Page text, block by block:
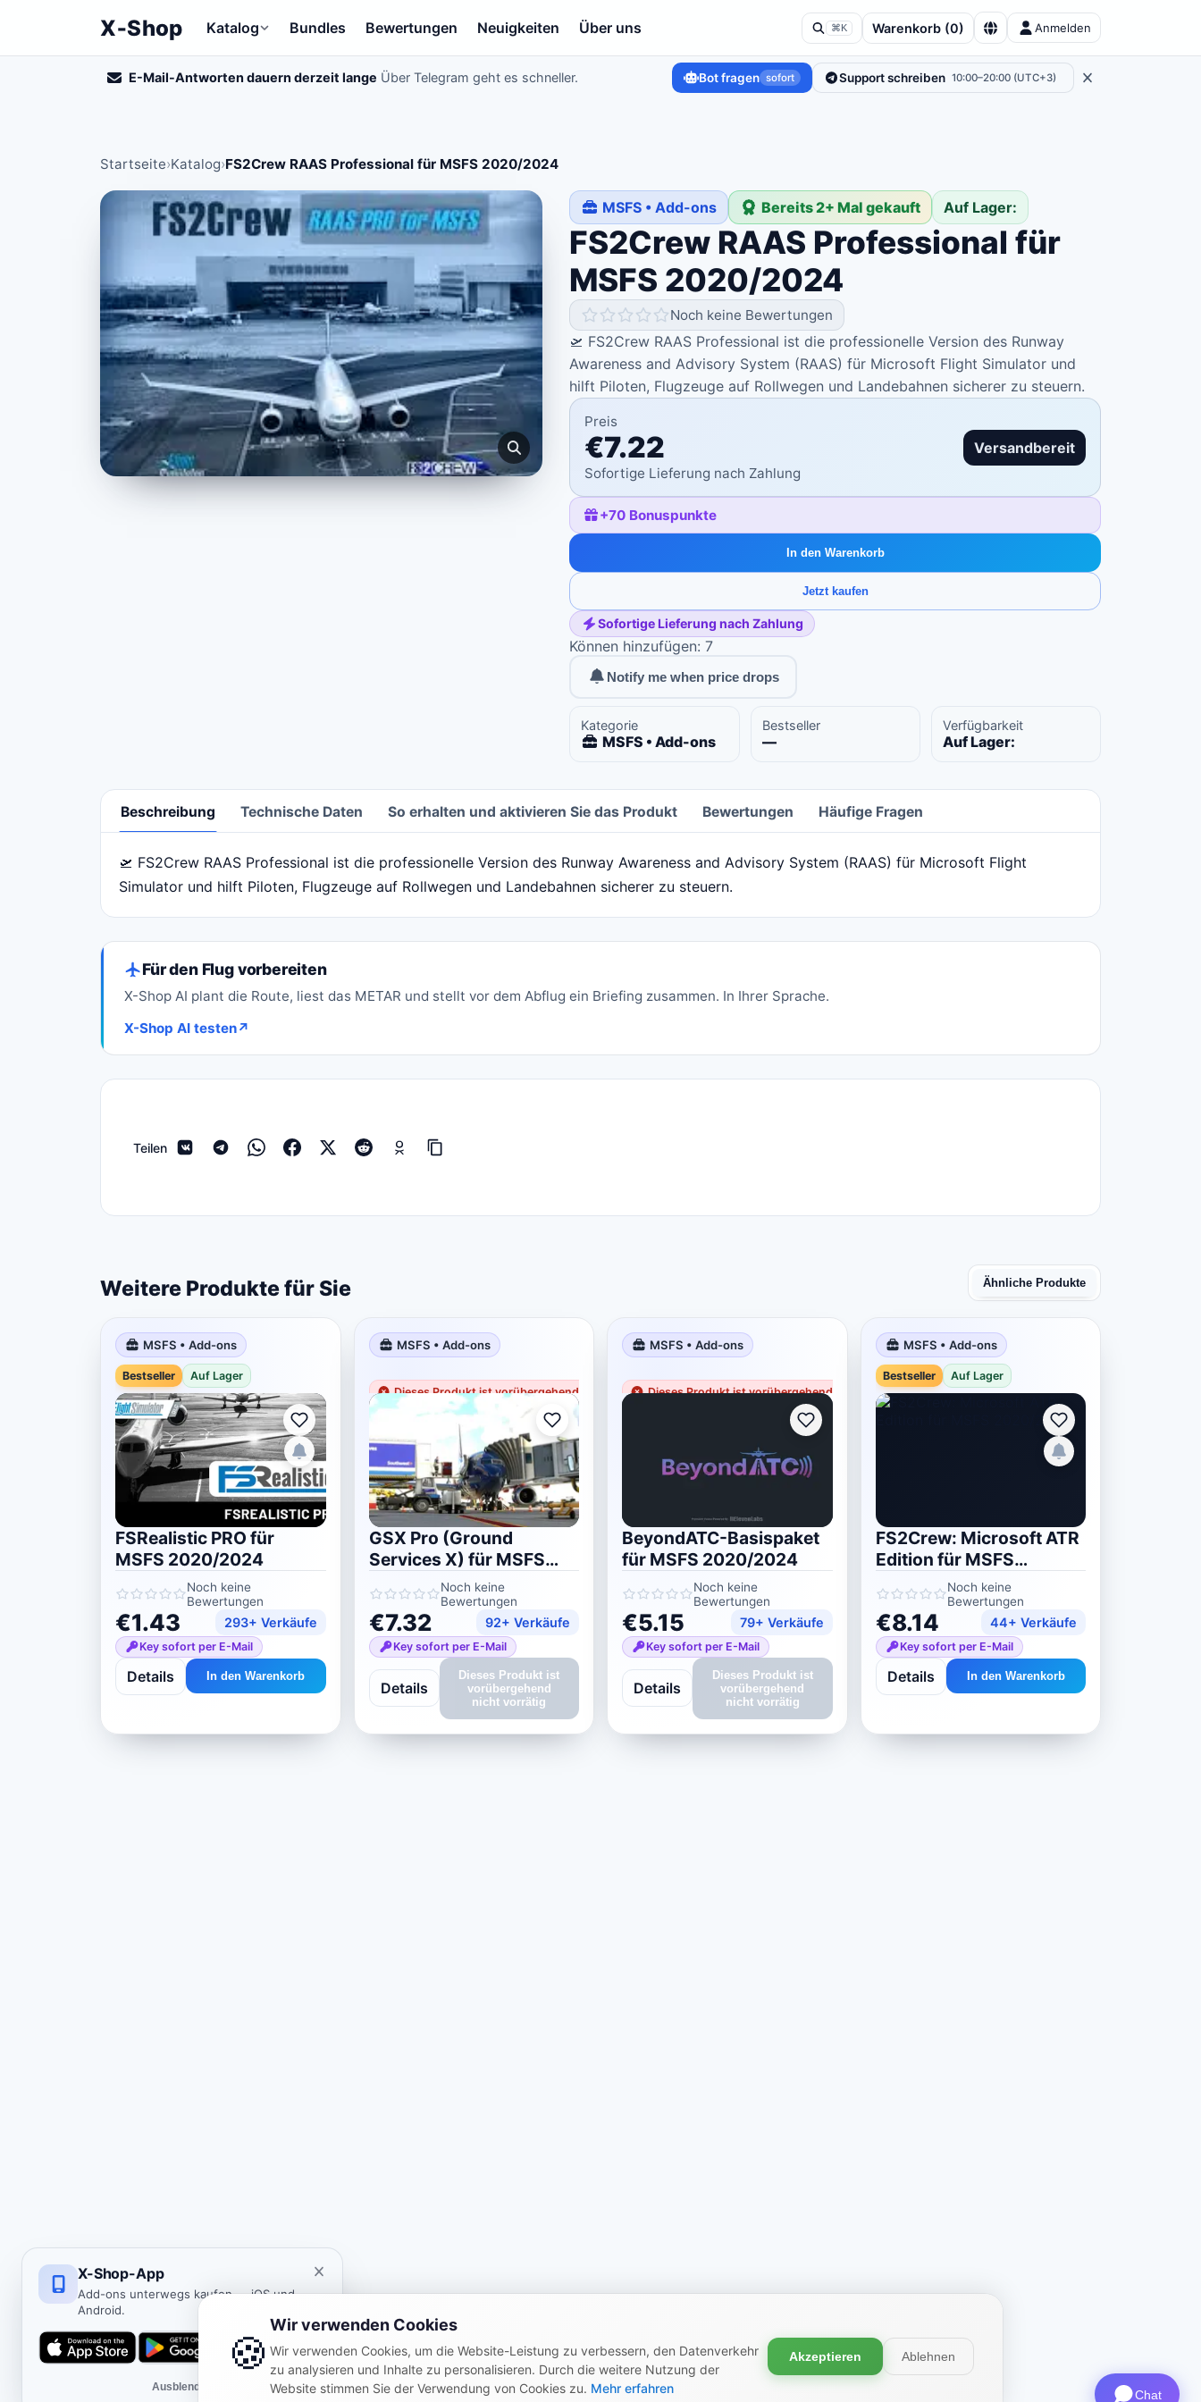
X‑Shop Katalog Bundles Bewertungen Neuigkeiten Über uns ⌘K Warenkorb (0) Anmelden
E-Mail-Antworten dauern derzeit lange Über Telegram geht es schneller. Bot fragen sofort Support schreiben 10:00–20:00 (UTC+3)
Startseite›Katalog›FS2Crew RAAS Professional für MSFS 2020/2024
MSFS • Add-ons Bereits 2+ Mal gekauft Auf Lager:
FS2Crew RAAS Professional für
MSFS 2020/2024
Noch keine Bewertungen
🛫 FS2Crew RAAS Professional ist die professionelle Version des Runway
Awareness and Advisory System (RAAS) für Microsoft Flight Simulator und
hilft Piloten, Flugzeuge auf Rollwegen und Landebahnen sicherer zu steuern.
Preis
€7.22
Sofortige Lieferung nach Zahlung
Versandbereit
+70 Bonuspunkte
In den Warenkorb
Jetzt kaufen
Sofortige Lieferung nach Zahlung
Können hinzufügen: 7
Notify me when price drops
Kategorie
MSFS • Add-ons
Bestseller
—
Verfügbarkeit
Auf Lager:
Beschreibung Technische Daten So erhalten und aktivieren Sie das Produkt Bewertungen Häufige Fragen
Beschreibung
🛫 FS2Crew RAAS Professional ist die professionelle Version des Runway Awareness and Advisory System (RAAS) für Microsoft Flight
Simulator und hilft Piloten, Flugzeuge auf Rollwegen und Landebahnen sicherer zu steuern.
Für den Flug vorbereiten
X-Shop AI plant die Route, liest das METAR und stellt vor dem Abflug ein Briefing zusammen. In Ihrer Sprache.
X-Shop AI testen↗
Teilen
Weitere Produkte für Sie Ähnliche Produkte
MSFS • Add-ons
Bestseller Auf Lager
FSRealistic PRO für
MSFS 2020/2024
Noch keine
Bewertungen
€1.43 293+ Verkäufe
Key sofort per E-Mail
Details In den Warenkorb
MSFS • Add-ons
Dieses Produkt ist vorübergehend nicht vorrätig
GSX Pro (Ground
Services X) für MSFS
2020/2024Noch keine
Bewertungen
€7.32 92+ Verkäufe
Key sofort per E-Mail
Details
Dieses Produkt ist
vorübergehend
nicht vorrätig
MSFS • Add-ons
Bestseller
Dieses Produkt ist vorübergehend nicht vorrätig
BeyondATC-Basispaket
für MSFS 2020/2024
Noch keine
Bewertungen
€5.15 79+ Verkäufe
Key sofort per E-Mail
Details
Dieses Produkt ist
vorübergehend
nicht vorrätig
MSFS • Add-ons
Bestseller Auf Lager
FS2Crew: Microsoft ATR
Edition für MSFS
2020/2024Noch keine
Bewertungen
€8.14 44+ Verkäufe
Key sofort per E-Mail
Details In den Warenkorb
Chat
X-Shop-App
Add-ons unterwegs kaufen — iOS und
Android.
Ausblenden
🍪
Wir verwenden Cookies
Wir verwenden Cookies, um die Website-Leistung zu verbessern, den Datenverkehr
zu analysieren und Inhalte zu personalisieren. Durch die weitere Nutzung der
Website stimmen Sie der Verwendung von Cookies zu. Mehr erfahren
Akzeptieren Ablehnen